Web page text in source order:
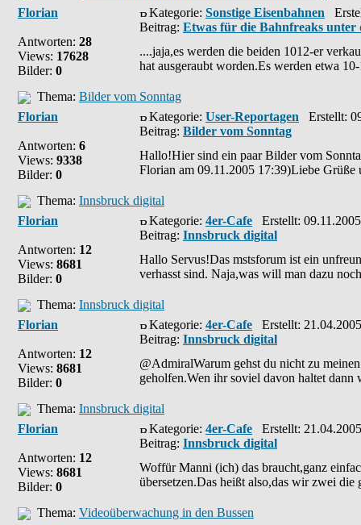
Florian
Antworten: 28
Views: 17628
Bilder: 0
Kategorie: Sonstige Eisenbahnen
Beitrag: Etwas für die Bahnfreaks unter
....jaja,es werden die beiden 1012-er
hat ausgeraubt worden.Es werden etwa
Thema: Bilder vom Sonntag
Florian
Antworten: 6
Views: 9338
Bilder: 0
Kategorie: User-Reportagen Erstellt:
Beitrag: Bilder vom Sonntag
Hallo!Hier sind ein paar Bilder vom
Florian am 09.11.2005 17:39)Liebe
Thema: Innsbruck digital
Florian
Antworten: 12
Views: 8681
Bilder: 0
Kategorie: 4er-Cafe Erstellt:
Beitrag: Innsbruck digital
Hallo Servus!Das mstsforum ist ein
verhasst sind. Naja,was will man dazu
Thema: Innsbruck digital
Florian
Antworten: 12
Views: 8681
Bilder: 0
Kategorie: 4er-Cafe Erstellt:
Beitrag: Innsbruck digital
@AdmiralWarum gehst du nicht zu
geholfen.Wen ihr soviel davon haltet
Thema: Innsbruck digital
Florian
Antworten: 12
Views: 8681
Bilder: 0
Kategorie: 4er-Cafe Erstellt:
Beitrag: Innsbruck digital
Woffür Manni (ich) das braucht,ganz
übersetzen.Das heißt also,das wir zwei die
Thema: Videoüberwachung in den Bussen